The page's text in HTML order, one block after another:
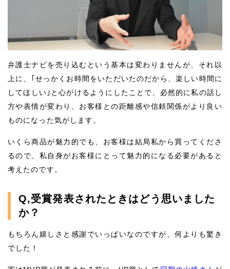
弁護士ナビを売り込むという基本は変わりませんが、それ以
上に、｢せっかくお時間をいただいたのだから、楽しい時間に
してほしい｣と心がけるようにしたことで、必然的に私の話し
方や表情が変わり、お客様との距離感や信頼関係がより良い
ものになった気がします。
いくら商品が魅力的でも、お客様は結局私から買ってくださ
るので、私自身がお客様にとって魅力的になる必要があると
考えたのです。
Q,受賞発表されたときはどう思いました
か？
もちろん嬉しさと感謝でいっぱいなのですが、何よりも驚き
でした！